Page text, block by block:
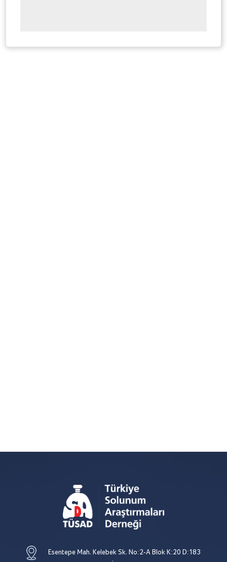
Esentepe Mah. Kelebek Sk. No:2-A Blok K:20 D:183